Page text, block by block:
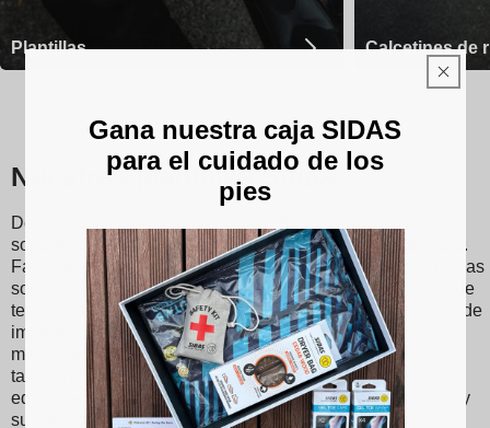
Plantillas Calcetines de
Nuestras plantillas Sidas
Descubre las plantillas Sidas, diseñadas para brindar un
soporte óptimo y una comodidad inigualable en cada paso.
Fabricadas con materiales de alta calidad, nuestras plantillas
son adecuadas para diversos deportes y actividades, desde
tenis hasta esquí y correr. Con su tecnología de absorción de
impactos, reducen el impacto en las articulaciones,
minimizando así el riesgo de lesiones. Las plantillas Sidas
también promueven una mejor postura y una distribución
equilibrada del peso, mejorando su rendimiento deportivo y
su comodidad diaria. Si eres un atleta apasionado o
Gana nuestra caja SIDAS
para el cuidado de los
pies